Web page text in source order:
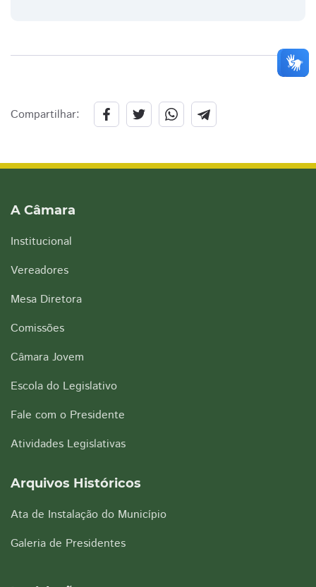
Compartilhar:
A Câmara
Institucional
Vereadores
Mesa Diretora
Comissões
Câmara Jovem
Escola do Legislativo
Fale com o Presidente
Atividades Legislativas
Arquivos Históricos
Ata de Instalação do Município
Galeria de Presidentes